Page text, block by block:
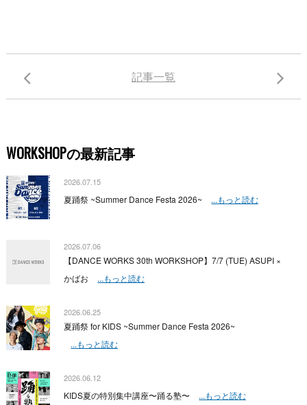
記事一覧
WORKSHOPの最新記事
2026.07.15
夏踊祭 ~Summer Dance Festa 2026~ ...もっと読む
2026.07.06
【DANCE WORKS 30th WORKSHOP】7/7 (TUE) ASUPI ×
かばお
...もっと読む
2026.06.25
夏踊祭 for KIDS ~Summer Dance Festa 2026~
...もっと読む
2026.06.12
KIDS夏の特別集中講座〜踊る塾〜 ...もっと読む